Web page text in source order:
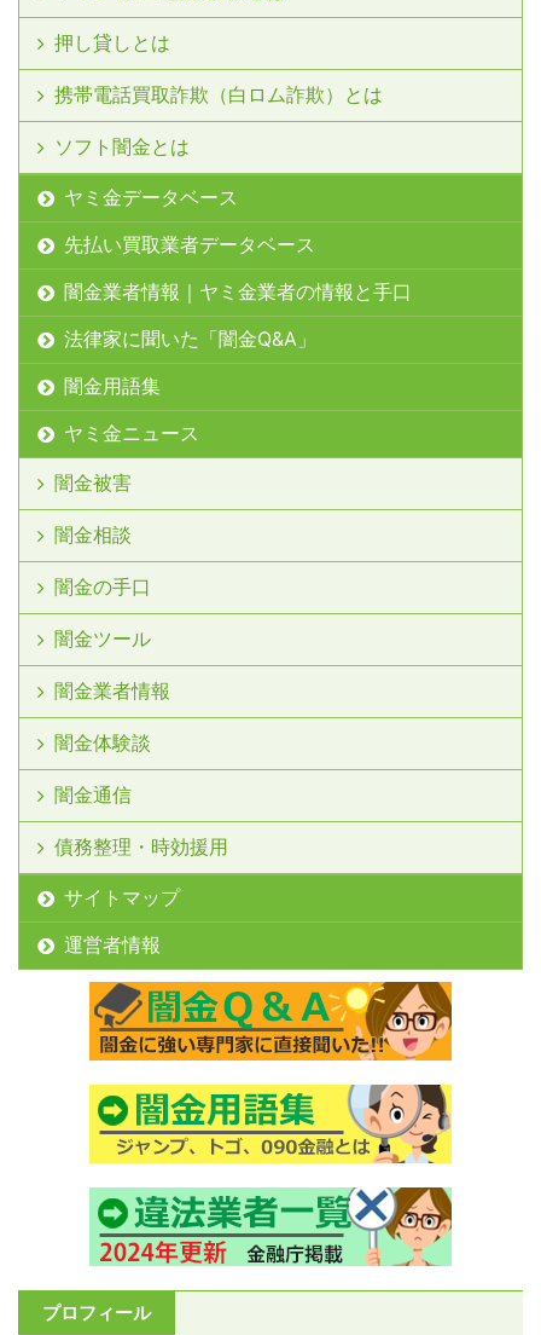
押し貸しとは
携帯電話買取詐欺（白ロム詐欺）とは
ソフト闇金とは
ヤミ金データベース
先払い買取業者データベース
闇金業者情報｜ヤミ金業者の情報と手口
法律家に聞いた「闇金Q&A」
闇金用語集
ヤミ金ニュース
闇金被害
闇金相談
闇金の手口
闇金ツール
闇金業者情報
闇金体験談
闇金通信
債務整理・時効援用
サイトマップ
運営者情報
プロフィール